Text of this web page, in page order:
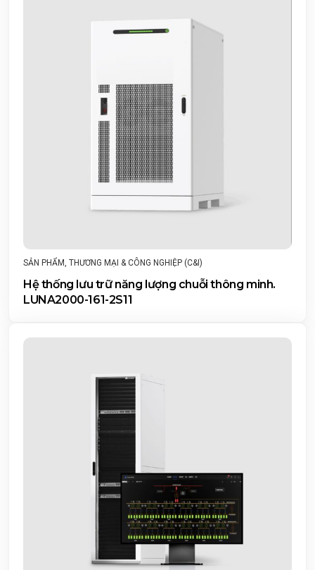
SẢN PHẨM THƯƠNG MẠI & CÔNG NGHIỆP (C&I)
Hệ thống lưu trữ năng lượng chuỗi thông minh.
LUNA2000-161-2S11